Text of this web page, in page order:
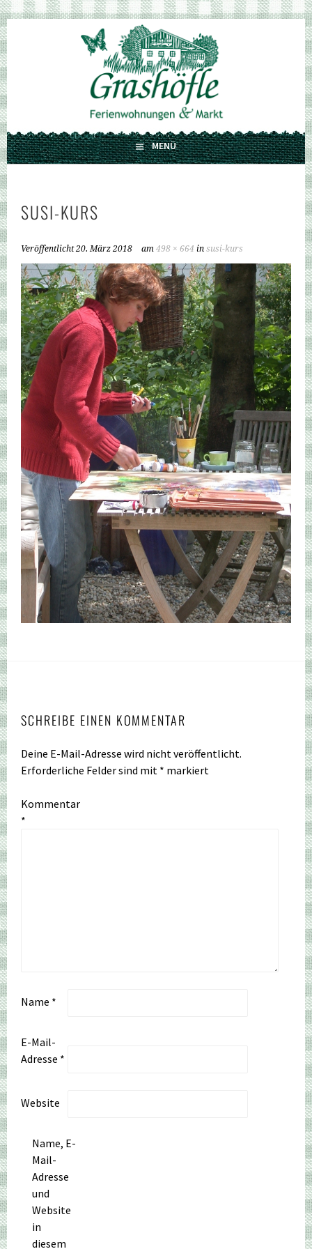
Springe
zum
Inhalt
GRASHÖFLE
FERIENWOHNUNGEN UND MARKT
MENÜ
SUSI-KURS
Veröffentlicht20. März 2018 am498 × 664 insusi-kurs
SCHREIBE EINEN KOMMENTAR
Deine E-Mail-Adresse wird nicht veröffentlicht.
Erforderliche Felder sind mit * markiert
Kommentar
*
Name *
E-Mail-
Adresse *
Website
Name, E-
Mail-
Adresse
und
Website
in
diesem